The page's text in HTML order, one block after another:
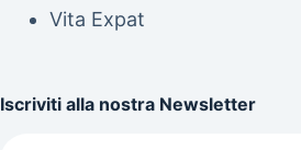
Vita Expat
Iscriviti alla nostra Newsletter